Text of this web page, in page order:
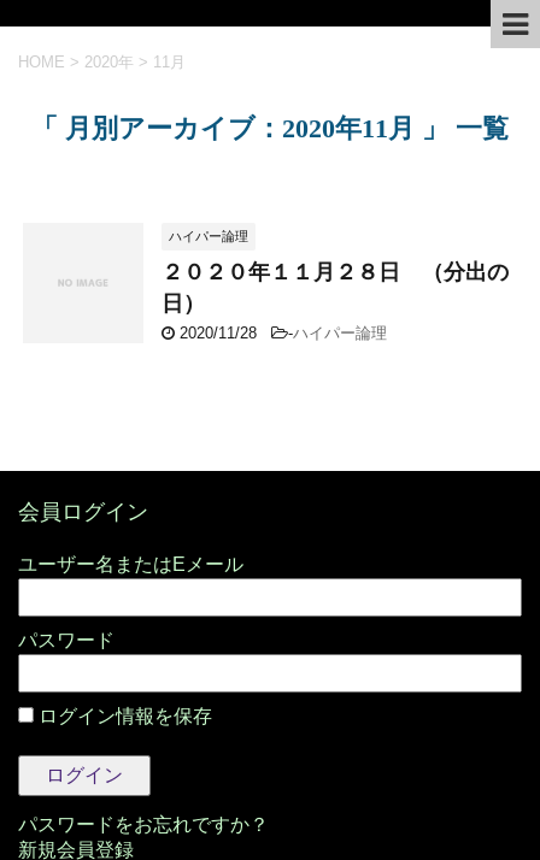
HOME > 2020年 > 11月
「 月別アーカイブ：2020年11月 」 一覧
ハイパー論理
２０２０年１１月２８日 （分出の
日）
2020/11/28 -ハイパー論理
会員ログイン
パスワード
ログイン情報を保存
パスワードをお忘れですか？